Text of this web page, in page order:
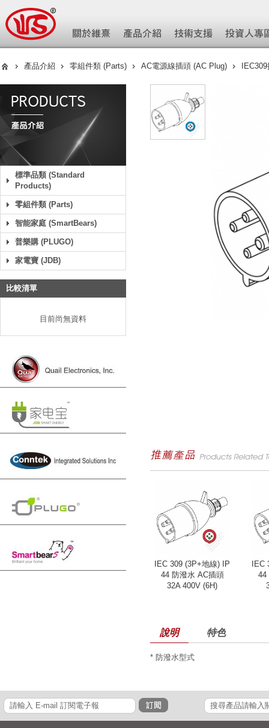
產品介紹 零組件類 (Parts) AC電源線插頭 (AC Plug)
標準品類 (Standard
Products)
零組件類 (Parts)
智能家庭 (SmartBears)
普樂購 (PLUGO)
家電寶 (JDB)
比較清單
目前尚無資料
IEC 309 (3P+地線) IP
44 防潑水 AC插頭
32A 400V (6H)
44
說明 特色
* 防潑水型式